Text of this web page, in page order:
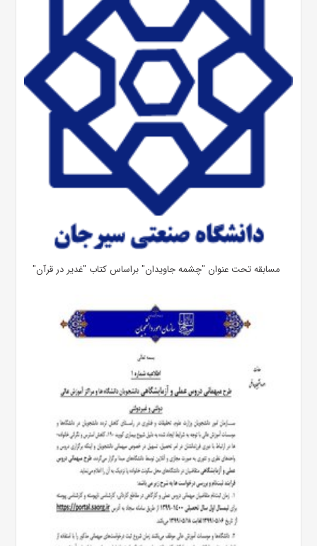
مسابقه تحت عنوان "چشمه جاویدان" براساس کتاب "غدیر در قرآن"